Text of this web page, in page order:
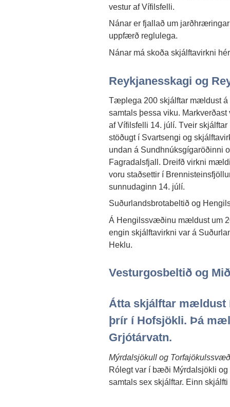
vestur af Vífilsfelli.
Nánar er fjallað um
uppfærð reglulega.
Nánar má skoða skjálftavirkni
Reykjanesskagi og
Tæplega 200 skjálftar mældust á
samtals þessa viku.
af Vífilsfelli 14. júlí. Tveir
stöðugt í Svartsengi og
undan á Sundhnúksgígaröðinni
Fagradalsfjall. Dreifð virkni
voru staðsettir í
sunnudaginn 14. júlí.
Suðurlandsbrotabeltið og
Á Hengilssvæðinu mældust um
engin skjálftavirkni var á
Heklu.
Vesturgosbeltið og
Átta skjálftar mældust
þrír í Hofsjökli. Þá
Grjótárvatn.
Mýrdalsjökull og
Rólegt var í bæði Mýrdalsjökli
samtals sex skjálftar. Einn